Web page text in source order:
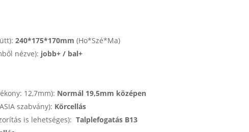
240*175*170mm(Ho*Szé*Ma)
nézve): jobb+ / bal+
12,7mm): Normál 19,5mm középen
szabvány): Körcellás
is lehetséges):Talplefogatás B13